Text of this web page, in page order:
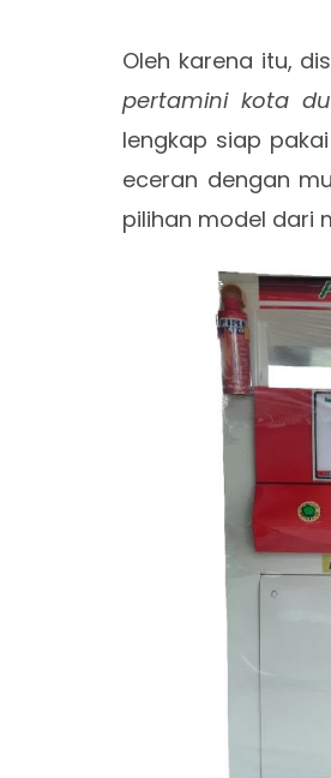
Oleh karena itu,
pertamini kota
lengkap siap
eceran dengan
pilihan model dari